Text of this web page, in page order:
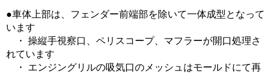
●車体上部は、フェンダー前端部を除いて一体成型となって
います
・ 操縦手視察口、ペリスコープ、マフラーが開口処理さ
れています
・ エンジングリルの吸気口のメッシュはモールドにて再